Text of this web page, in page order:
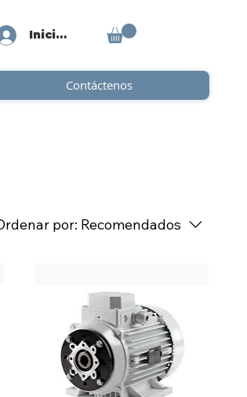
Iniciar sesión
Contáctenos
por: Recomendados